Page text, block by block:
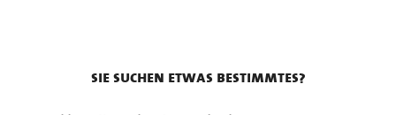
sie suchen etwas bestimmtes?